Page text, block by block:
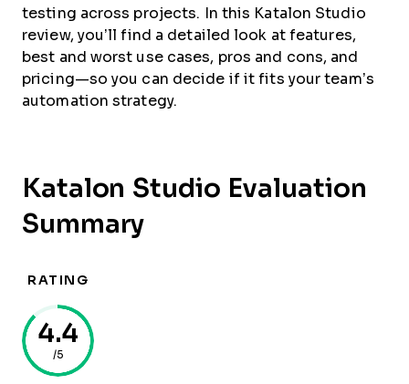
testing across projects. In this Katalon Studio
review, you’ll find a detailed look at features,
best and worst use cases, pros and cons, and
pricing—so you can decide if it fits your team’s
automation strategy.
Katalon Studio Evaluation
Summary
RATING
4.4
/5